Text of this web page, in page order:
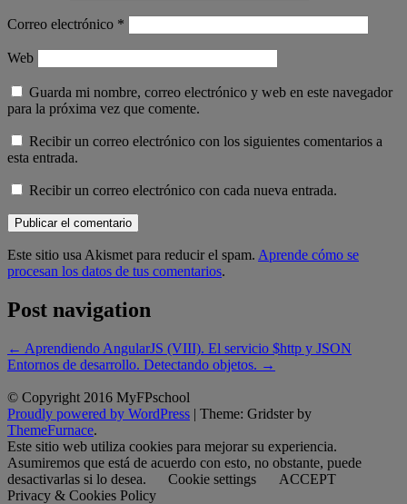
Correo electrónico *
Web
Guarda mi nombre, correo electrónico y web en este navegador
para la próxima vez que comente.
Recibir un correo electrónico con los siguientes comentarios a
esta entrada.
Recibir un correo electrónico con cada nueva entrada.
Este sitio usa Akismet para reducir el spam. Aprende cómo se
procesan los datos de tus comentarios.
Post navigation
← Aprendiendo AngularJS (VIII). El servicio $http y JSON
Entornos de desarrollo. Detectando objetos. →
© Copyright 2016 MyFPschool
Proudly powered by WordPress | Theme: Gridster by
ThemeFurnace.
Este sitio web utiliza cookies para mejorar su experiencia.
Asumiremos que está de acuerdo con esto, no obstante, puede
desactivarlas si lo desea.
Cookie settings
ACCEPT
Privacy & Cookies Policy